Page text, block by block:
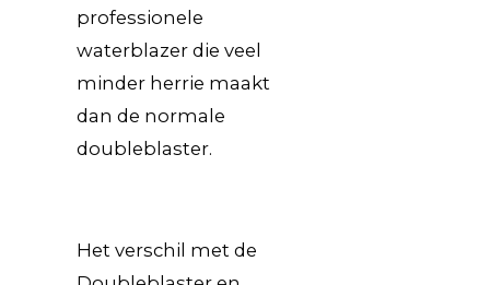
professionele
waterblazer die veel
minder herrie maakt
dan de normale
doubleblaster.
Het verschil met de